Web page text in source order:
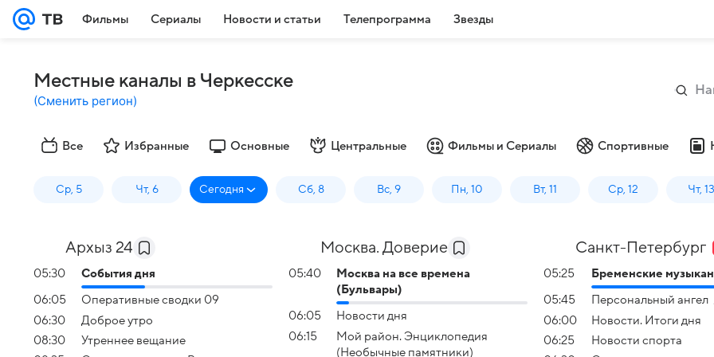
Фильмы Сериалы Новости и статьи Телепрограмма Звезды
Местные каналы в Черкесске
(Сменить регион)
Все Избранные Основные Центральные Фильмы и Сериалы Спортивные
Ср, 5 Чт, 6 Сегодня Сб, 8 Вс, 9 Пн, 10 Вт, 11 Ср, 12 Чт, 13
Архыз 24
05:30 События дня
06:05
Оперативные сводки 09
06:30
Доброе утро
08:30
Утреннее вещание
Москва. Доверие
05:40
Москва на все времена
(Бульвары)
06:05
Новости дня
06:15
Мой район. Энциклопедия
(Необычные памятники)
Санкт-Петербург
05:25 Бременские
05:45
Персональный ангел
06:00
Новости. Итоги дня
06:25
Новости спорта